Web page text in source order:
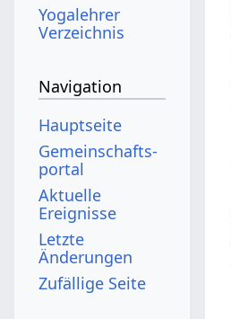
Yogalehrer
Verzeichnis
Navigation
Hauptseite
Gemeinschafts­
portal
Aktuelle
Ereignisse
Letzte
Änderungen
Zufällige Seite